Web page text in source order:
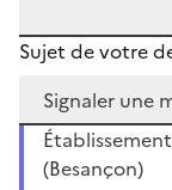
Sujet de votre
(Besançon)